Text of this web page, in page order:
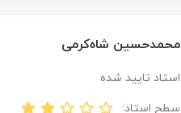
محمدحسین شاه‌کرمی
استاد تایید شده
سطح استاد: